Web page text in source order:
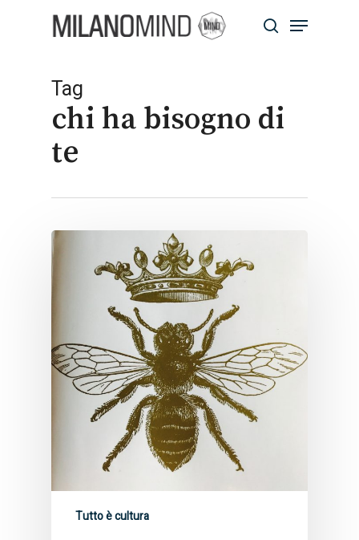
search
Menu
Tag
chi ha bisogno di
te
Tutto è cultura